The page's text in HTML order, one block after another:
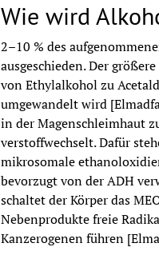
Wie wird
2–10 % des
ausgeschieden. Der
von Ethylalkohol zu
umgewandelt wird
in der Magenschleimhaut
verstoffwechselt. Dafür
mikrosomale
bevorzugt von der ADH
schaltet der Körper das
Nebenprodukte freie
Kanzerogenen führen